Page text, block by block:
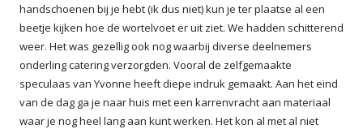
handschoenen bij je hebt (ik dus niet) kun je ter plaatse al een
beetje kijken hoe de wortelvoet er uit ziet. We hadden schitterend
weer. Het was gezellig ook nog waarbij diverse deelnemers
onderling catering verzorgden. Vooral de zelfgemaakte
speculaas van Yvonne heeft diepe indruk gemaakt. Aan het eind
van de dag ga je naar huis met een karrenvracht aan materiaal
waar je nog heel lang aan kunt werken. Het kon al met al niet